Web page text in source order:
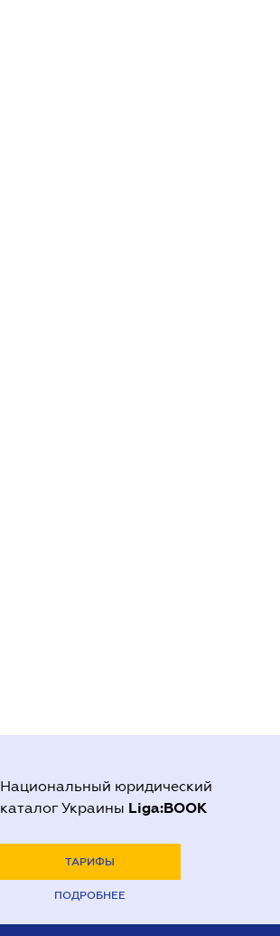
Национальный юридический
каталог Украины Liga:BOOK
ТАРИФЫ
ПОДРОБНЕЕ